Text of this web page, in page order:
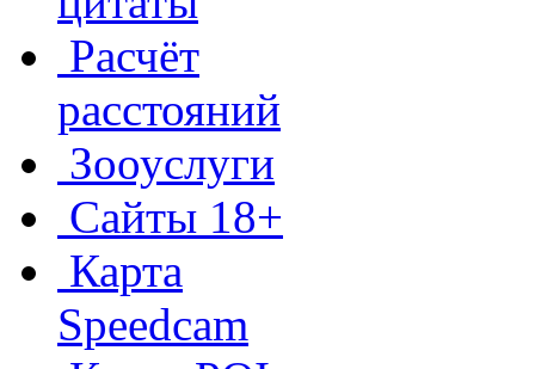
Расчёт
расстояний
Зооуслуги
Сайты 18+
Карта
Speedcam